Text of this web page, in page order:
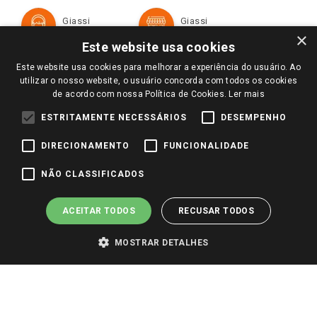
Televendas
Notícias
Perguntas frequentes
Identidade Visual
Formas de Pagamento
Trocas e Devoluções
Giassi
Giassi
Redes Sociais
Pagamento e Segurança
×
Este website usa cookies
Este website usa cookies para melhorar a experiência do usuário. Ao
utilizar o nosso website, o usuário concorda com todos os cookies
de acordo com nossa Política de Cookies. Ler mais
ESTRITAMENTE NECESSÁRIOS DESEMPENHO
DIRECIONAMENTO FUNCIONALIDADE
NÃO CLASSIFICADOS
ACEITAR TODOS RECUSAR TODOS
MOSTRAR DETALHES